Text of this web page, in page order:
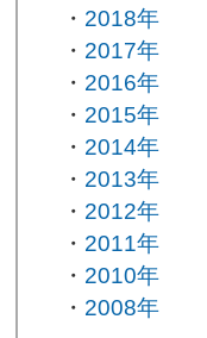
2018年
2017年
2016年
2015年
2014年
2013年
2012年
2011年
2010年
2008年